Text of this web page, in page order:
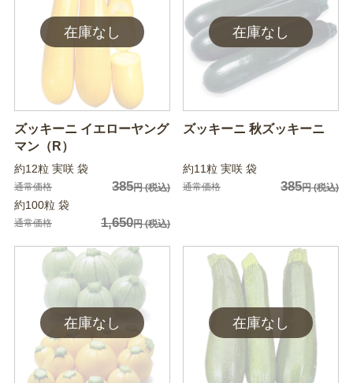
ズッキーニ イエローヤング
マン（R）
約12粒 実咲 袋
通常価格 385円(税込)
約100粒 袋
通常価格 1,650円(税込)
ズッキーニ 秋ズッキーニ
約11粒 実咲 袋
通常価格 385円(税込)